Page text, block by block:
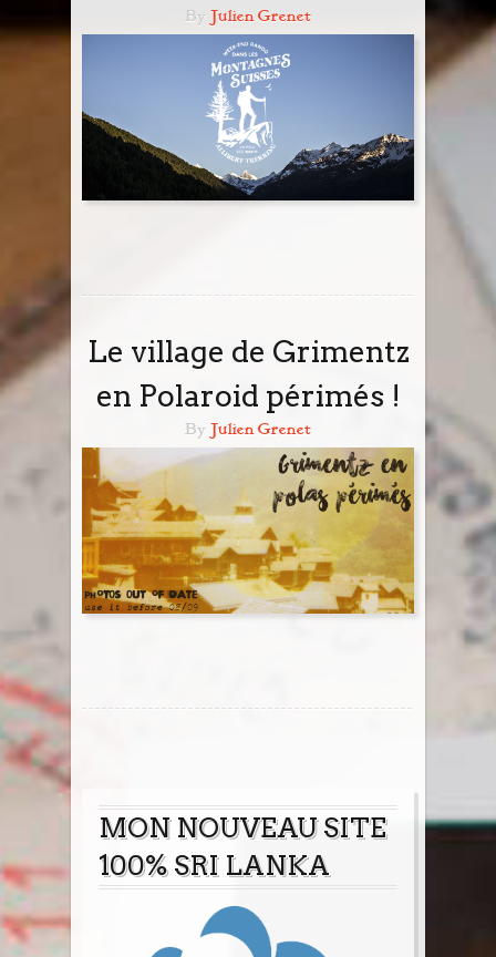
La Réunion
Madagascar
Malaisie
Ouzbékistan
Sénégal
Sri Lanka
Thaïlande
By Julien Grenet
Le village de Grimentz
en Polaroid périmés !
By Julien Grenet
MON NOUVEAU SITE
100% SRI LANKA